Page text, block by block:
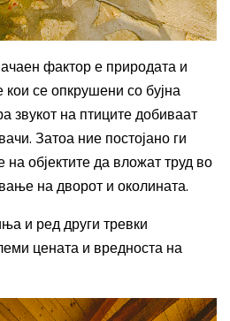
фактор е природата и
се опкрушени со бујна
звукот на птиците добиваат
Затоа ние постојано ги
објектите да вложат труд во
на дворот и околината.
и ред други тревки
цената и вредноста на